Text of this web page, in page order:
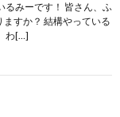
るみーです！ 皆さん、ふ
すか？ 結構やっている
わ[…]